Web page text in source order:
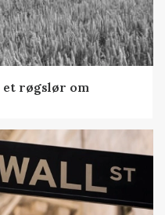
et røgslør om